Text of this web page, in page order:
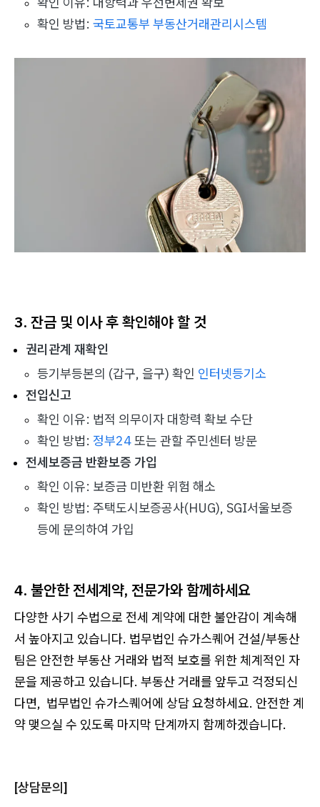
확인 방법: 국토교통부 부동산거래관리시스템
3. 잔금 및 이사 후 확인해야 할 것
권리관계 재확인
등기부등본의 (갑구, 을구) 확인 인터넷등기소
전입신고
확인 이유: 법적 의무이자 대항력 확보 수단
확인 방법: 정부24또는 관할 주민센터 방문
전세보증금 반환보증 가입
확인 이유: 보증금 미반환 위험 해소
확인 방법: 주택도시보증공사(HUG), SGI서울보증
등에 문의하여 가입
4. 불안한 전세계약, 전문가와 함께하세요
다양한 사기 수법으로 전세 계약에 대한 불안감이 계속해
서 높아지고 있습니다. 법무법인 슈가스퀘어 건설/부동산
팀은 안전한 부동산 거래와 법적 보호를 위한 체계적인 자
문을 제공하고 있습니다. 부동산 거래를 앞두고 걱정되신
다면, 법무법인 슈가스퀘어에 상담 요청하세요. 안전한 계
약 맺으실 수 있도록 마지막 단계까지 함께하겠습니다.
[상담문의]